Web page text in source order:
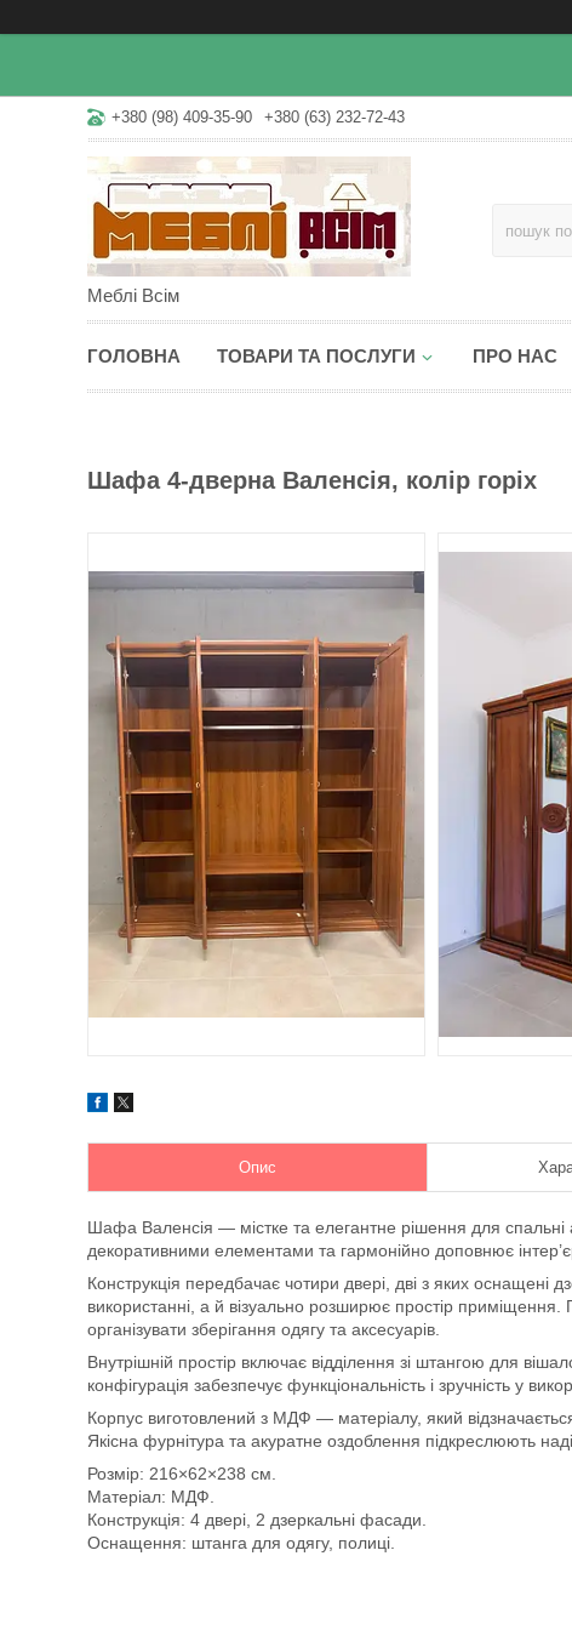
+380 (98) 409-35-90 +380 (63) 232-72-43
Меблі Всім
ГОЛОВНА ТОВАРИ ТА ПОСЛУГИ ПРО НАС
Шафа 4-дверна Валенсія, колір горіх
Опис
Шафа Валенсія — містке та елегантне рішення для
декоративними елементами та гармонійно доповнює
Конструкція передбачає чотири двері, дві з яких
використанні, а й візуально розширює простір
організувати зберігання одягу та аксесуарів.
Внутрішній простір включає відділення зі штангою для
конфігурація забезпечує функціональність і зручність у
Корпус виготовлений з МДФ — матеріалу, який
Якісна фурнітура та акуратне оздоблення підкреслюють
Розмір: 216×62×238 см.
Матеріал: МДФ.
Конструкція: 4 двері, 2 дзеркальні фасади.
Оснащення: штанга для одягу, полиці.